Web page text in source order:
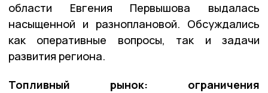
области Евгения Первышова выдалась
насыщенной и разноплановой. Обсуждались
как оперативные вопросы, так и задачи
развития региона.
Топливный рынок: ограничения